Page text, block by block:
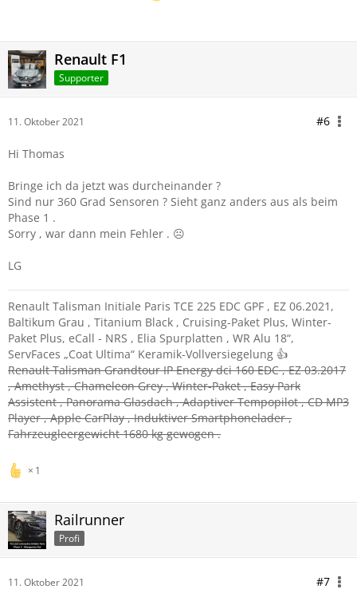
Renault F1
Supporter
11. Oktober 2021 #6
Hi Thomas
Bringe ich da jetzt was durcheinander ?
Sind nur 360 Grad Sensoren ? Sieht ganz anders aus als beim
Phase 1 .
Sorry , war dann mein Fehler . ☹️
LG
Renault Talisman Initiale Paris TCE 225 EDC GPF , EZ 06.2021,
Baltikum Grau , Titanium Black , Cruising-Paket Plus, Winter-
Paket Plus, eCall - NRS , Elia Spurplatten , WR Alu 18“,
ServFaces „Coat Ultima“ Keramik-Vollversiegelung 👍
Renault Talisman Grandtour IP Energy dci 160 EDC , EZ 03.2017
, Amethyst , Chameleon Grey , Winter-Paket , Easy Park
Assistent , Panorama Glasdach , Adaptiver Tempopilot , CD MP3
Player , Apple CarPlay , Induktiver Smartphonelader ,
Fahrzeugleergewicht 1680 kg gewogen .
1
Railrunner
Profi
11. Oktober 2021 #7